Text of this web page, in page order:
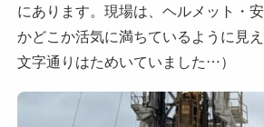
にあります。現場は、ヘルメット・
かどこか活気に満ちているように見
文字通りはためいていました…）